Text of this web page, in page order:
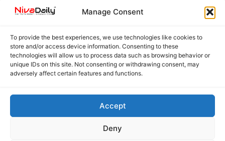
Manage Consent
To provide the best experiences, we use technologies like cookies to
store and/or access device information. Consenting to these
technologies will allow us to process data such as browsing behavior or
unique IDs on this site. Not consenting or withdrawing consent, may
adversely affect certain features and functions.
Accept
Deny
രണ്ടാമത്തെ ലൈംഗിക പീഡനക്കേസിലും അറസ്റ്റ്
എംഎൽഎ. തിരുവനന്തപുരംRead more
ദേശീയപാത നിർമ്മാണം അഴിമതി കൂത്തരങ്ങ്;